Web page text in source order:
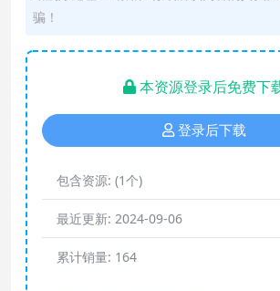
骗！
本资源登录后免费下
登录后下载
包含资源: (1个)
最近更新: 2024-09-06
累计销量: 164